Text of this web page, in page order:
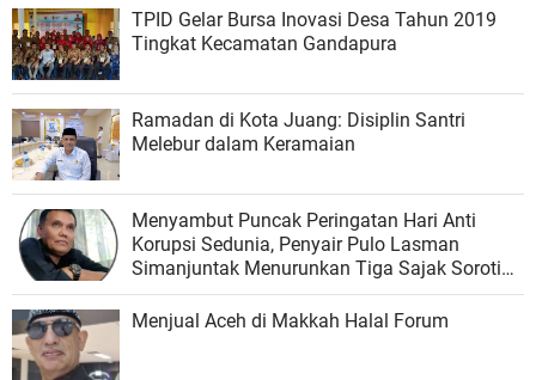
TPID Gelar Bursa Inovasi Desa Tahun 2019
Tingkat Kecamatan Gandapura
Ramadan di Kota Juang: Disiplin Santri
Melebur dalam Keramaian
Menyambut Puncak Peringatan Hari Anti
Korupsi Sedunia, Penyair Pulo Lasman
Simanjuntak Menurunkan Tiga Sajak Soroti
Korupsi di Indonesia
Menjual Aceh di Makkah Halal Forum